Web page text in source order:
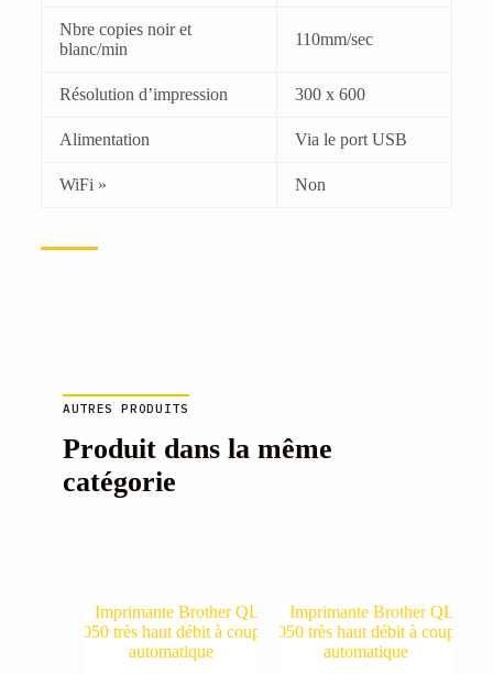
Nbre copies noir et
blanc/min
110mm/sec
Résolution d’impression 300 x 600
Alimentation Via le port USB
WiFi » Non
AUTRES PRODUITS
Produit dans la même
catégorie